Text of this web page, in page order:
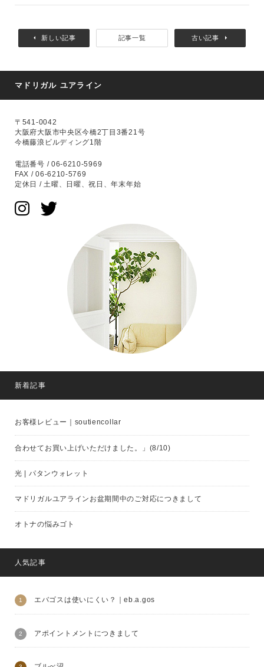
新しい記事 記事一覧 古い記事
マドリガル ユアライン
〒541-0042
大阪府大阪市中央区今橋2丁目3番21号
今橋藤浪ビルディング1階
電話番号 / 06-6210-5969
FAX / 06-6210-5769
定休日 / 土曜、日曜、祝日、年末年始
新着記事
お客様レビュー｜soutiencollar
合わせてお買い上げいただけました。」(8/10)
光 | パタンウォレット
マドリガルユアラインお盆期間中のご対応につきまして
オトナの悩みゴト
人気記事
エバゴスは使いにくい？｜eb.a.gos
アポイントメントにつきまして